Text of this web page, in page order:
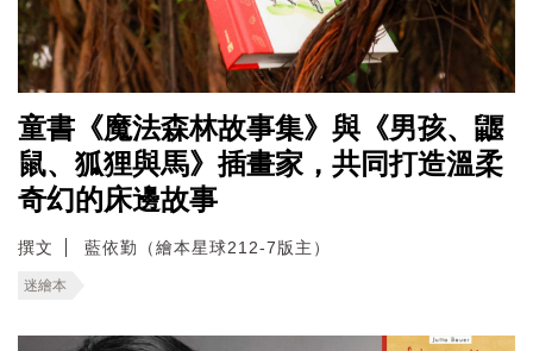
童書《魔法森林故事集》與《男孩、鼴
鼠、狐狸與馬》插畫家，共同打造溫柔
奇幻的床邊故事
撰文 藍依勤（繪本星球212-7版主）
迷繪本